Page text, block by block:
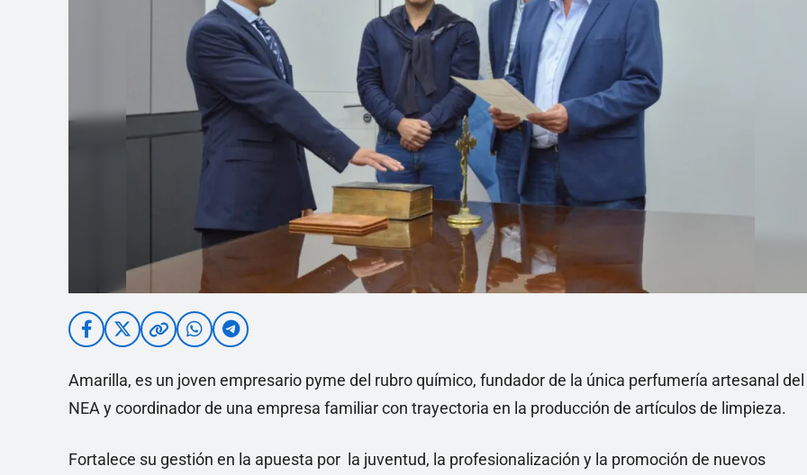
Amarilla, es un joven empresario pyme del rubro químico, fundador de la única perfumería artesanal del
NEA y coordinador de una empresa familiar con trayectoria en la producción de artículos de limpieza.
Fortalece su gestión en la apuesta por la juventud, la profesionalización y la promoción de nuevos